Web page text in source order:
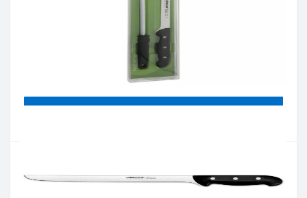
Официальный дистрибьютор